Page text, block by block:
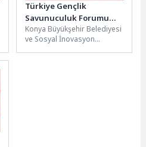
Türkiye Gençlik
Savunuculuk Forumu
Konya’da Gençleri Bir
Araya Getirecek
Konya Büyükşehir Belediyesi
ve Sosyal İnovasyon